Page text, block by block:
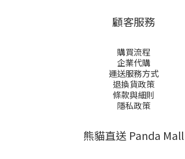
顧客服務
購買流程
企業代購
運送服務方式
退換貨政策
條款與細則
隱私政策
熊貓直送 Panda Mall